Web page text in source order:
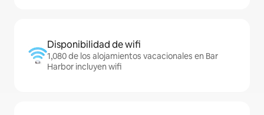
Disponibilidad de wifi
1,080 de los alojamientos vacacionales en Bar
Harbor incluyen wifi